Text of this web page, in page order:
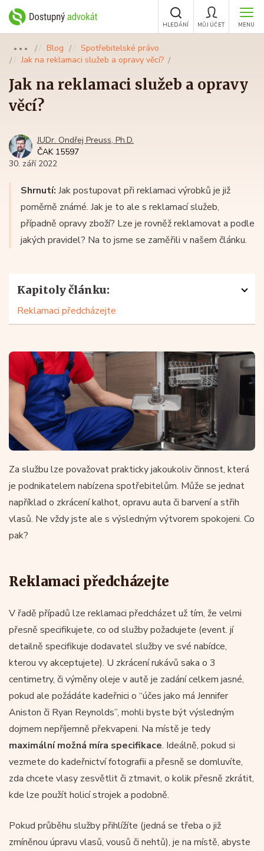
MENU
MŮJ ÚČET
HLEDÁNÍ
●●● Blog
Spotřebitelské právo
Jak na reklamaci služeb a opravy věcí?
Jak na reklamaci služeb a opravy
věcí?
JUDr. Ondřej Preuss, Ph.D.
ČAK 15597
30. září 2022
Shrnutí: Jak postupovat při reklamaci výrobků je již
poměrně známé. Jak je to ale s reklamací služeb,
případně opravy zboží? Lze je rovněž reklamovat a podle
jakých pravidel? Na to jsme se zaměřili v našem článku.
Kapitoly článku:
Reklamaci předcházejte
Za službu lze považovat prakticky jakoukoliv činnost, která
je podnikatelem nabízena spotřebitelům. Může se jednat
například o zkrácení kalhot, opravu auta či barvení a střih
vlasů. Ne vždy jste ale s výsledným výtvorem spokojeni. Co
pak?
Reklamaci předcházejte
V řadě případů lze reklamaci předcházet už tím, že velmi
přesně specifikujete, co od služby požadujete (event. jí
detailně specifikuje dodavatel služby ve své nabídce,
kterou vy akceptujete). U zkrácení rukávů saka o 3
centimetry, či výměny oleje v autě je zadání celkem jasné,
pokud ale požádáte kadeřnici o “účes jako má Jennifer
Aniston či Ryan Reynolds”, mohli byste být výsledným
dojmem nepříjemně překvapeni. Na místě je tedy
maximální možná míra specifikace. Ideálně, pokud si
vezmete do kadeřnictví fotografii a přesně se domluvíte,
zda chcete vlasy zesvětlit či ztmavit, o kolik přesně zkrátit,
kde lze použít holicí strojek a podobně.
Pokud průběhu služby přihlížíte (jedná se třeba o již
zmíněnou úpravu vlasů, vousů či nehtů), je na místě, abyste